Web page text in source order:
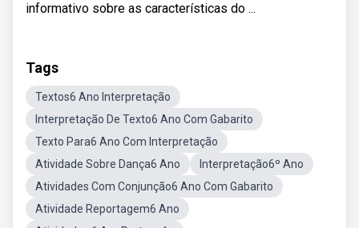
informativo sobre as características do ...
Tags
Textos6 Ano Interpretação
Interpretação De Texto6 Ano Com Gabarito
Texto Para6 Ano Com Interpretação
Atividade Sobre Dança6 Ano
Interpretação6º Ano
Atividades Com Conjunção6 Ano Com Gabarito
Atividade Reportagem6 Ano